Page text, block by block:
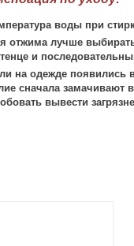
воды при
отжима лучше
и
на одежде появились
сначала
вывести